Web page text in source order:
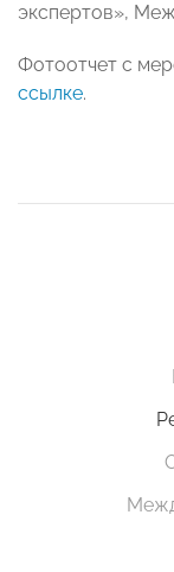
экспертов»,
Фотоотчет с
ссылке.